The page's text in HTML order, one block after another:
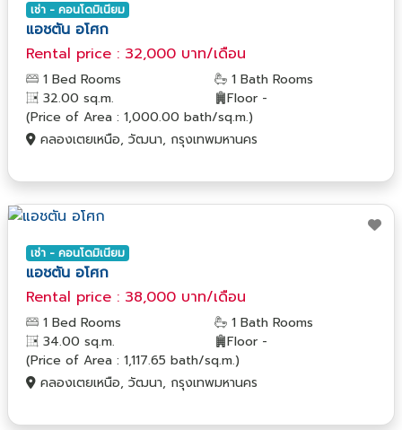
เช่า - คอนโดมิเนียม
แอชตัน อโศก
Rental price : 32,000 บาท/เดือน
1 Bed Rooms
1 Bath Rooms
32.00 sq.m.
Floor -
(Price of Area : 1,000.00 bath/sq.m.)
คลองเตยเหนือ, วัฒนา, กรุงเทพมหานคร
เช่า - คอนโดมิเนียม
แอชตัน อโศก
Rental price : 38,000 บาท/เดือน
1 Bed Rooms
1 Bath Rooms
34.00 sq.m.
Floor -
(Price of Area : 1,117.65 bath/sq.m.)
คลองเตยเหนือ, วัฒนา, กรุงเทพมหานคร